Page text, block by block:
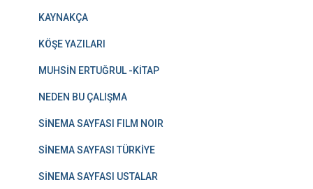
KAYNAKÇA
KÖŞE YAZILARI
MUHSİN ERTUĞRUL -KİTAP
NEDEN BU ÇALIŞMA
SİNEMA SAYFASI FILM NOIR
SİNEMA SAYFASI TÜRKİYE
SİNEMA SAYFASI USTALAR